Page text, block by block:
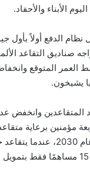
الأبناء والأحفاد.
الدفع أولاً بأول
صناديق التقاعد
​​العمر المتوقع
يشيخون.
المتقاعدين وانخفض
مؤمنًا فقط. بحلول عام